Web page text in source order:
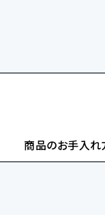
商品のお手入れ